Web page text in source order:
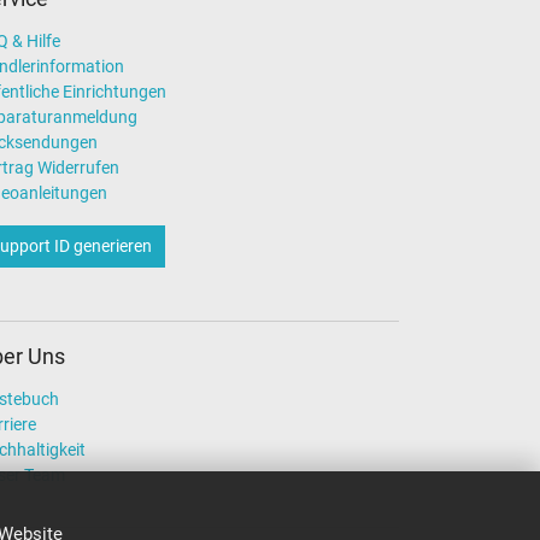
& Hilfe
Einrichtungen
Widerrufen
ID generieren
Uns
Team